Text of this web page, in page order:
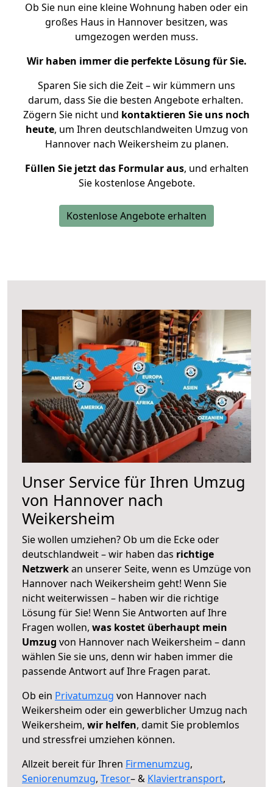
Ob Sie nun eine kleine Wohnung haben oder ein
großes Haus in Hannover besitzen, was
umgezogen werden muss.
Wir haben immer die perfekte Lösung für Sie.
Sparen Sie sich die Zeit – wir kümmern uns
darum, dass Sie die besten Angebote erhalten.
Zögern Sie nicht und kontaktieren Sie uns noch
heute, um Ihren deutschlandweiten Umzug von
Hannover nach Weikersheim zu planen.
Füllen Sie jetzt das Formular aus, und erhalten
Sie kostenlose Angebote.
Kostenlose Angebote erhalten
Unser Service für Ihren Umzug
von Hannover nach
Weikersheim
Sie wollen umziehen? Ob um die Ecke oder
deutschlandweit – wir haben das richtige
Netzwerkan unserer Seite, wenn es Umzüge von
Hannover nach Weikersheim geht! Wenn Sie
nicht weiterwissen – haben wir die richtige
Lösung für Sie! Wenn Sie Antworten auf Ihre
Fragen wollen, was kostet überhaupt mein
Umzug von Hannover nach Weikersheim – dann
wählen Sie sie uns, denn wir haben immer die
passende Antwort auf Ihre Fragen parat.
Ob ein Privatumzug von Hannover nach
Weikersheim oder ein gewerblicher Umzug nach
Weikersheim, wir helfen, damit Sie problemlos
und stressfrei umziehen können.
Allzeit bereit für Ihren Firmenumzug,
Seniorenumzug, Tresor– & Klaviertransport,